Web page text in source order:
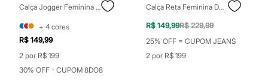
Guarda-roupa
Plus size
Special Basics
Calçados
Novidades
Feminino
Calça Jogger Feminina De Moletinho Marrom
+ 4 cores
R$ 149,99
2 por R$ 199
30% OFF - CUPOM 8DO8
Calça Reta Feminina De Sarja Mindset Off White
R$ 149,99R$ 229,99
25% OFF = CUPOM JEANS
2 por R$ 199